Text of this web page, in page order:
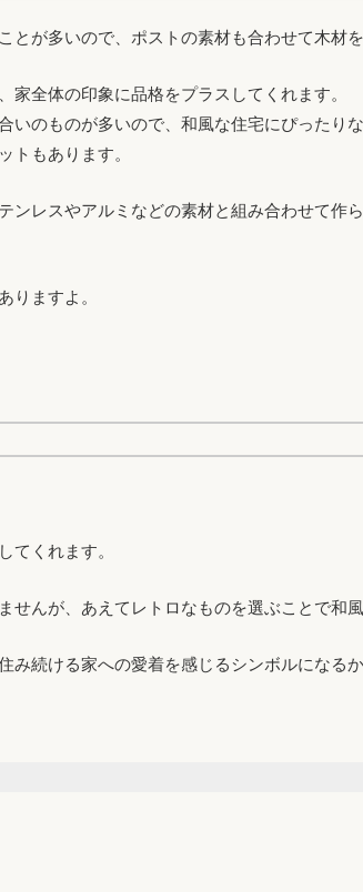
が多いので、ポストの素材も合わせて木材
全体の印象に品格をプラスしてくれます。
のものが多いので、和風な住宅にぴったり
トもあります。
レスやアルミなどの素材と組み合わせて作
りますよ。
くれます。
んが、あえてレトロなものを選ぶことで和
続ける家への愛着を感じるシンボルになるか